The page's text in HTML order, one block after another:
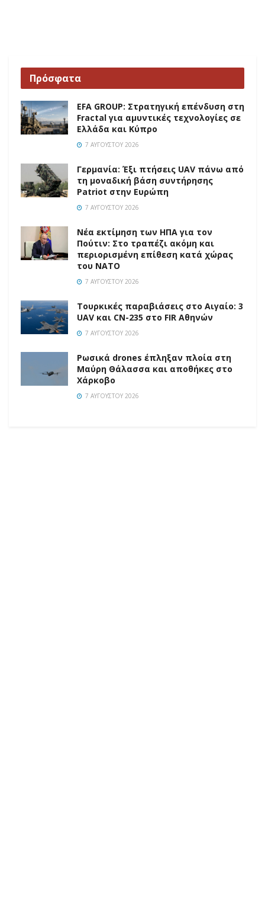
Πρόσφατα
EFA GROUP: Στρατηγική επένδυση στη
Fractal για αμυντικές τεχνολογίες σε
Ελλάδα και Κύπρο
7 ΑΥΓΟΎΣΤΟΥ 2026
Γερμανία: Έξι πτήσεις UAV πάνω από
τη μοναδική βάση συντήρησης
Patriot στην Ευρώπη
7 ΑΥΓΟΎΣΤΟΥ 2026
Νέα εκτίμηση των ΗΠΑ για τον
Πούτιν: Στο τραπέζι ακόμη και
περιορισμένη επίθεση κατά χώρας
του ΝΑΤΟ
7 ΑΥΓΟΎΣΤΟΥ 2026
Τουρκικές παραβιάσεις στο Αιγαίο: 3
UAV και CN-235 στο FIR Αθηνών
7 ΑΥΓΟΎΣΤΟΥ 2026
Ρωσικά drones έπληξαν πλοία στη
Μαύρη Θάλασσα και αποθήκες στο
Χάρκοβο
7 ΑΥΓΟΎΣΤΟΥ 2026